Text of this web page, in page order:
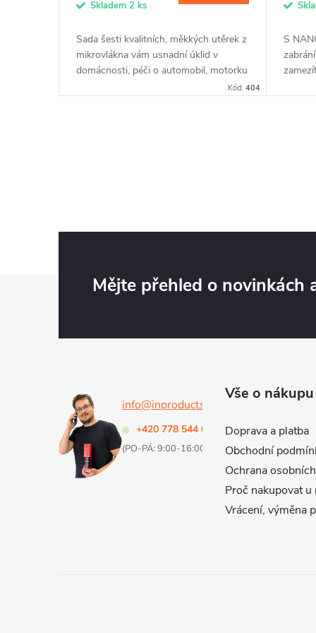
k
Skladem 2 ks
Sada šesti kvalitních, měkkých utěrek z
mikrovlákna vám usnadní úklid v
domácnosti, péči o automobil, motorku
Kód:404
S
á
í
v
k
Mějte přehled o novinkách
info@inproducts.cz
+420 778 544 000
(PO-PÁ: 9:00-16:00 h)
Vše o nákupu
Doprava a platba
Obchodní
Ochrana
Proč nakupovat u
Vrácení, výměna